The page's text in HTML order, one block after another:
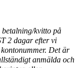
betalning/kvitto på
2 dagar efter vi
Det är
anmälda och